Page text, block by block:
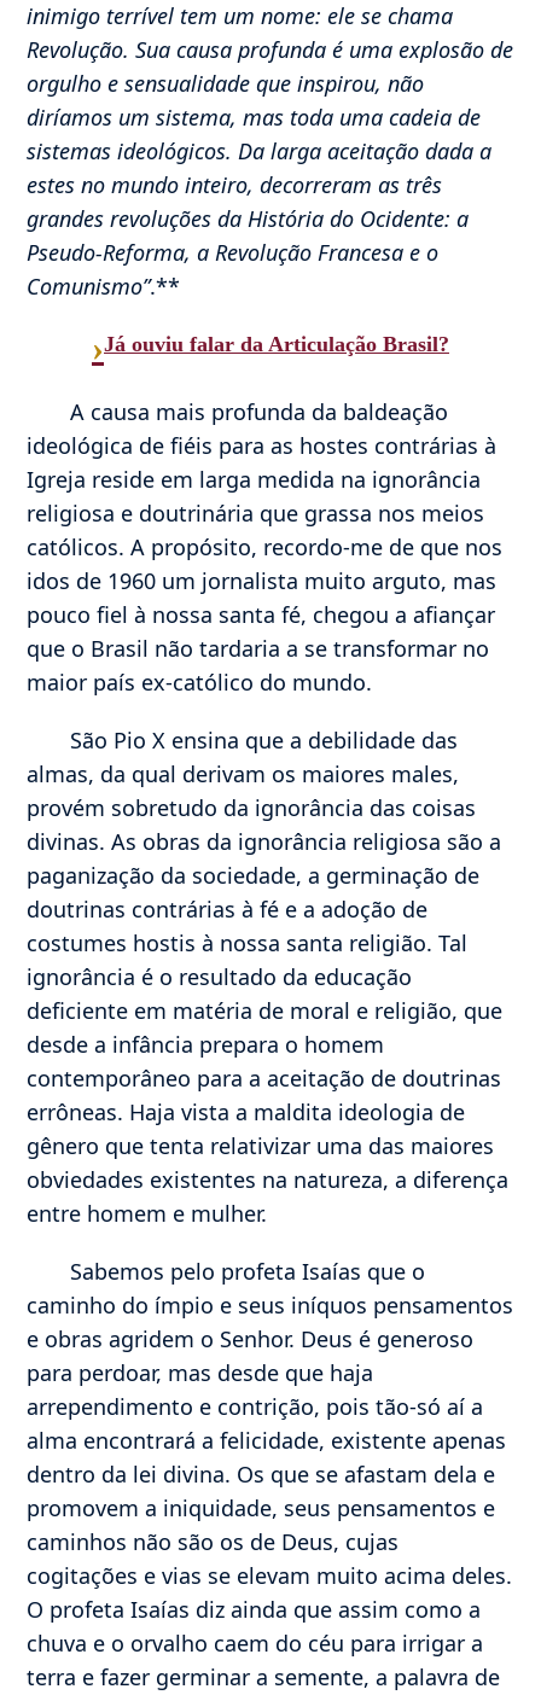
inimigo terrível tem um nome: ele se chama
Revolução. Sua causa profunda é uma explosão de
orgulho e sensualidade que inspirou, não
diríamos um sistema, mas toda uma cadeia de
sistemas ideológicos. Da larga aceitação dada a
estes no mundo inteiro, decorreram as três
grandes revoluções da História do Ocidente: a
Pseudo-Reforma, a Revolução Francesa e o
Comunismo”.**
›Já ouviu falar da Articulação Brasil?
A causa mais profunda da baldeação
ideológica de fiéis para as hostes contrárias à
Igreja reside em larga medida na ignorância
religiosa e doutrinária que grassa nos meios
católicos. A propósito, recordo-me de que nos
idos de 1960 um jornalista muito arguto, mas
pouco fiel à nossa santa fé, chegou a afiançar
que o Brasil não tardaria a se transformar no
maior país ex-católico do mundo.
São Pio X ensina que a debilidade das
almas, da qual derivam os maiores males,
provém sobretudo da ignorância das coisas
divinas. As obras da ignorância religiosa são a
paganização da sociedade, a germinação de
doutrinas contrárias à fé e a adoção de
costumes hostis à nossa santa religião. Tal
ignorância é o resultado da educação
deficiente em matéria de moral e religião, que
desde a infância prepara o homem
contemporâneo para a aceitação de doutrinas
errôneas. Haja vista a maldita ideologia de
gênero que tenta relativizar uma das maiores
obviedades existentes na natureza, a diferença
entre homem e mulher.
Sabemos pelo profeta Isaías que o
caminho do ímpio e seus iníquos pensamentos
e obras agridem o Senhor. Deus é generoso
para perdoar, mas desde que haja
arrependimento e contrição, pois tão-só aí a
alma encontrará a felicidade, existente apenas
dentro da lei divina. Os que se afastam dela e
promovem a iniquidade, seus pensamentos e
caminhos não são os de Deus, cujas
cogitações e vias se elevam muito acima deles.
O profeta Isaías diz ainda que assim como a
chuva e o orvalho caem do céu para irrigar a
terra e fazer germinar a semente, a palavra de